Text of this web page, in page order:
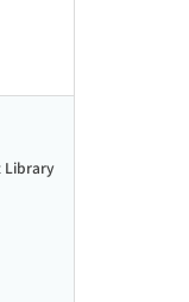
Library